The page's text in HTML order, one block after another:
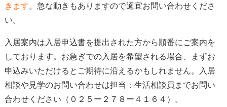
きます。急な動きもありますので適宜お問い合わせくださ
い。
入居案内は入居申込書を提出された方から順番にご案内を
しております。 お急ぎでの入居を希望される場合、
まずお
申込みいただけると ご期待に沿えるかもしれません。入居
相談や見学のお問い合わせは担当：生活相談員までお問い
合わせください（０２５ー２７８ー４１６４）。